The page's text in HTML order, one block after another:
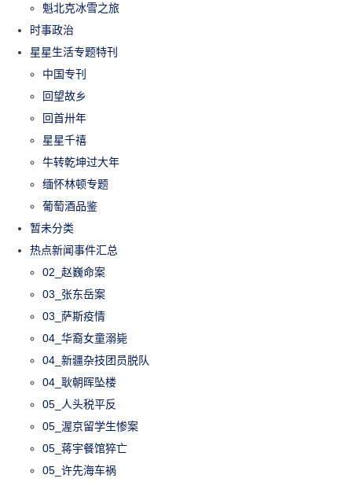
魁北克冰雪之旅
时事政治
星星生活专题特刊
中国专刊
回望故乡
回首卅年
星星千禧
牛转乾坤过大年
缅怀林顿专题
葡萄酒品鉴
暂未分类
热点新闻事件汇总
02_赵巍命案
03_张东岳案
03_萨斯疫情
04_华裔女童溺毙
04_新疆杂技团员脱队
04_耿朝晖坠楼
05_人头税平反
05_渥京留学生惨案
05_蒋宇餐馆猝亡
05_许先海车祸